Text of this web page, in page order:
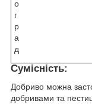
о
г
р
а
д
Сумісність:
Добриво можна
добривами та